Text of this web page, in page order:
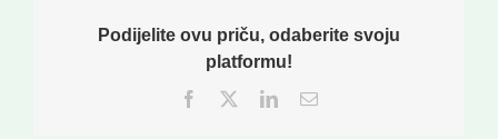
Podijelite ovu priču, odaberite svoju
platformu!
Facebook
TwitterLinkedInEmail: